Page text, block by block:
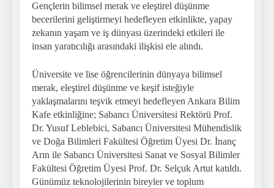
Gençlerin bilimsel merak ve eleştirel düşünme
becerilerini geliştirmeyi hedefleyen etkinlikte, yapay
zekanın yaşam ve iş dünyası üzerindeki etkileri ile
insan yaratıcılığı arasındaki ilişkisi ele alındı.
Üniversite ve lise öğrencilerinin dünyaya bilimsel
merak, eleştirel düşünme ve keşif isteğiyle
yaklaşmalarını teşvik etmeyi hedefleyen Ankara Bilim
Kafe etkinliğine; Sabancı Üniversitesi Rektörü Prof.
Dr. Yusuf Leblebici, Sabancı Üniversitesi Mühendislik
ve Doğa Bilimleri Fakültesi Öğretim Üyesi Dr. İnanç
Arın ile Sabancı Üniversitesi Sanat ve Sosyal Bilimler
Fakültesi Öğretim Üyesi Prof. Dr. Selçuk Artut katıldı.
Günümüz teknolojilerinin bireyler ve toplum